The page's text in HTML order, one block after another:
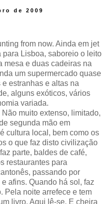
de 2009
from now. Ainda em jet
para Lisboa, saboreio o leito
mesa e duas cadeiras na
um supermercado quase
estranhas e altas na
alguns exóticos, vários
variada.
muito extenso, limitado,
segunda mão em
cultura local, bem como os
o que faz disto civilização
parte, baldes de café,
restaurantes para
passando por
afins. Quando há sol, faz
Pela noite arrefece e tem
livro. Aqui lê-se. E cheira